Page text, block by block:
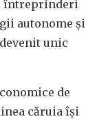
întreprinderi
autonome și
unic
de
căruia își